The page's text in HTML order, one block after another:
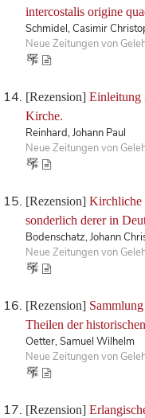
intercostalis origine
Schmidel, Casimir
Neue Zeitungen von
[Rezension] Einleitung
Kirche.
Reinhard, Johann Paul
Neue Zeitungen von
[Rezension] Kirchliche
sonderlich derer in
Bodenschatz, Johann
Neue Zeitungen von
[Rezension]
Theilen der
Oetter, Samuel Wilhelm
Neue Zeitungen von
[Rezension]